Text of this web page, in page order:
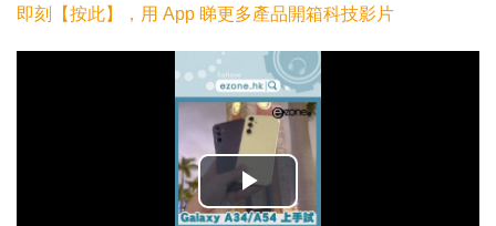
即刻【按此】，用 App 睇更多產品開箱科技影片
播